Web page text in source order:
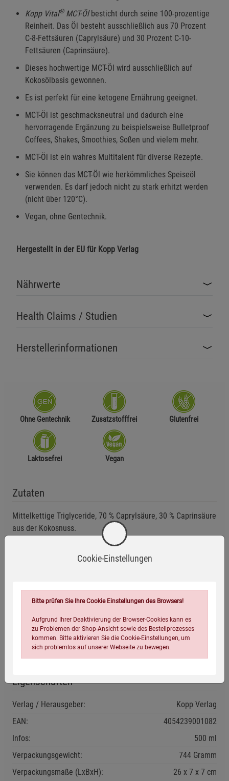
Kopp Vital®MCT-Ölbesticht durch seine 100-prozentige
Reinheit. Das Öl besteht ausschließlich aus 70 Prozent
C-8-Fettsäuren (Caprylsäure) und 30 Prozent C-10-
Fettsäuren (Caprinsäure).
Dieses hochwertige MCT-Öl wird ausschließlich auf
Kokosölbasis gewonnen.
Es ist perfekt für eine ketogene Ernährung geeignet.
MCT-Öl ist geschmacksneutral und dadurch eine
hervorragende Ergänzung zu beispielsweise Bulletproof
Coffees, Shakes, Smoothies, Soßen und vielem mehr.
MCT-Öl ist ein wahres Multitalent für diverse Rezepte.
Sie können das MCT-Öl wie herkömmliches Speiseöl
verwenden. Es darf jedoch nicht zu stark erhitzt werden
(nicht über 120°C).
Vegan, ohne Gentechnik.
Hergestellt in der EU für Kopp Verlag
Nährwerte
Health Claims / Studien
Herstellerinformationen
Ohne Gentechnik Zusatzstofffrei Glutenfrei
Laktosefrei Vegan
Zutaten
Mittelkettige Triglyceride, 70 % Caprylsäure, 30 % Caprinsäure
aus der Kokosnuss.
Anwendungsempfehlung
Teelöffel. Zu den Mahlzeiten verzehren.
Gut verschlossen sowie vor Licht und Wärme geschützt
lagern.
Mindestens haltbar bis: siehe Aufdruck.
Eigenschaften
Verlag / Herausgeber:
Kopp Verlag
EAN:
4054239001082
Infos:
500 ml
Verpackungsgewicht:
744 Gramm
Verpackungsmaße (LxBxH):
26 7 7 cm
Cookie-Einstellungen
Bitte prüfen Sie Ihre Cookie Einstellungen des Browsers!
Aufgrund Ihrer Deaktivierung der Browser-Cookies kann es
zu Problemen der Shop-Ansicht sowie des Bestellprozesses
kommen. Bitte aktivieren Sie die Cookie-Einstellungen, um
sich problemlos auf unserer Webseite zu bewegen.
Einstellungen speichern für die GruppeEinstellungen speichern für die Gruppe
Einwilligung nicht erteilen